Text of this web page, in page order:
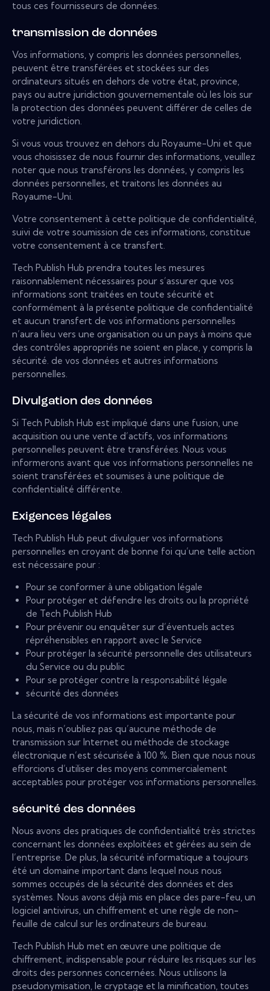
tous ces fournisseurs de données.
transmission de données
Vos informations, y compris les données personnelles,
peuvent être transférées et stockées sur des
ordinateurs situés en dehors de votre état, province,
pays ou autre juridiction gouvernementale où les lois sur
la protection des données peuvent différer de celles de
votre juridiction.
Si vous vous trouvez en dehors du Royaume-Uni et que
vous choisissez de nous fournir des informations, veuillez
noter que nous transférons les données, y compris les
données personnelles, et traitons les données au
Royaume-Uni.
Votre consentement à cette politique de confidentialité,
suivi de votre soumission de ces informations, constitue
votre consentement à ce transfert.
Tech Publish Hub prendra toutes les mesures
raisonnablement nécessaires pour s’assurer que vos
informations sont traitées en toute sécurité et
conformément à la présente politique de confidentialité
et aucun transfert de vos informations personnelles
n’aura lieu vers une organisation ou un pays à moins que
des contrôles appropriés ne soient en place, y compris la
sécurité. de vos données et autres informations
personnelles.
Divulgation des données
Si Tech Publish Hub est impliqué dans une fusion, une
acquisition ou une vente d’actifs, vos informations
personnelles peuvent être transférées. Nous vous
informerons avant que vos informations personnelles ne
soient transférées et soumises à une politique de
confidentialité différente.
Exigences légales
Tech Publish Hub peut divulguer vos informations
personnelles en croyant de bonne foi qu’une telle action
est nécessaire pour :
Pour se conformer à une obligation légale
Pour protéger et défendre les droits ou la propriété
de Tech Publish Hub
Pour prévenir ou enquêter sur d’éventuels actes
répréhensibles en rapport avec le Service
Pour protéger la sécurité personnelle des utilisateurs
du Service ou du public
Pour se protéger contre la responsabilité légale
sécurité des données
La sécurité de vos informations est importante pour
nous, mais n’oubliez pas qu’aucune méthode de
transmission sur Internet ou méthode de stockage
électronique n’est sécurisée à 100 %. Bien que nous nous
efforcions d’utiliser des moyens commercialement
acceptables pour protéger vos informations personnelles.
sécurité des données
Nous avons des pratiques de confidentialité très strictes
concernant les données exploitées et gérées au sein de
l’entreprise. De plus, la sécurité informatique a toujours
été un domaine important dans lequel nous nous
sommes occupés de la sécurité des données et des
systèmes. Nous avons déjà mis en place des pare-feu, un
logiciel antivirus, un chiffrement et une règle de non-
feuille de calcul sur les ordinateurs de bureau.
Tech Publish Hub met en œuvre une politique de
chiffrement, indispensable pour réduire les risques sur les
droits des personnes concernées. Nous utilisons la
pseudonymisation, le cryptage et la minification, toutes